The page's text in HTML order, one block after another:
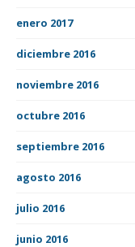
enero 2017
diciembre 2016
noviembre 2016
octubre 2016
septiembre 2016
agosto 2016
julio 2016
junio 2016